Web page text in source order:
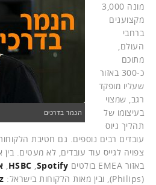
הנמר בדרכים
מונה 3,000
מקצוענים
ברחבי
העולם,
מתוכם
כ-300 באזור
שעליו מופקד
רגב, שמצוי
בעיצומו של
תהליך גיוס
צפויה לגייס עוד עובדים, לא מעטים.
באזור EMEA בולטים
HSBC ,Spotify
,
(Philips), ובין מאות הלקוחות בישראל: